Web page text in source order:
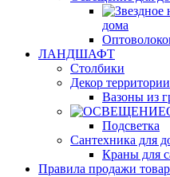
дома
ЛАНДШАФТ
Столбики
Декор территории
Вазоны из
Подсветка
Сантехника для
Краны для
Правила продажи